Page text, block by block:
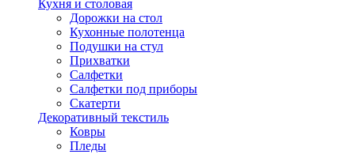
Кухня и столовая
Дорожки на стол
Кухонные полотенца
Подушки на стул
Прихватки
Салфетки
Салфетки под приборы
Скатерти
Декоративный текстиль
Ковры
Пледы